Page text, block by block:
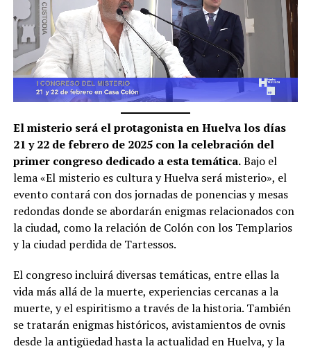
El misterio será el protagonista en Huelva los días
21 y 22 de febrero de 2025 con la celebración del
primer congreso dedicado a esta temática.Bajo el
lema «El misterio es cultura y Huelva será misterio», el
evento contará con dos jornadas de ponencias y mesas
redondas donde se abordarán enigmas relacionados con
la ciudad, como la relación de Colón con los Templarios
y la ciudad perdida de Tartessos.
El congreso incluirá diversas temáticas, entre ellas la
vida más allá de la muerte, experiencias cercanas a la
muerte, y el espiritismo a través de la historia. También
se tratarán enigmas históricos, avistamientos de ovnis
desde la antigüedad hasta la actualidad en Huelva, y la